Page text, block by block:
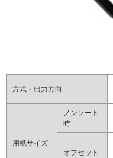
方式・出力方向
用紙サイズ
ノンソート
時
オフセット